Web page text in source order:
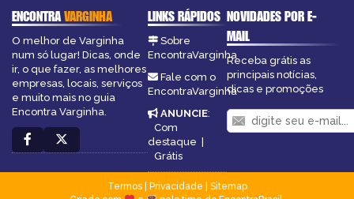
ENCONTRAVARGINHA
O melhor de Varginha
num só lugar! Dicas, onde
ir, o que fazer, as melhores
empresas, locais, serviços
e muito mais no guia
Encontra Varginha.
LINKS RÁPIDOS
Sobre
EncontraVarginha
Fale com o
EncontraVarginha
ANUNCIE:
Com
destaque |
Grátis
NOVIDADES POR E-
MAIL
Receba grátis as
principais notícias,
dicas e promoções
Termos| Privacidade
Sitemap